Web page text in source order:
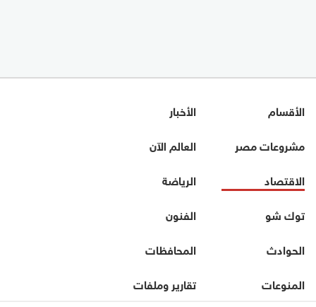
الأقسام
الأخبار
مشروعات مصر
العالم الآن
الاقتصاد
الرياضة
توك شو
الفنون
الحوادث
المحافظات
المنوعات
تقارير وملفات